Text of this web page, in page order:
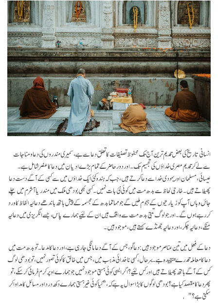
انسانی تاریخ کی بعض قدیم ترین آج تک محفوظ تصنیفات کا تعلق دعا سے ہے، سمیری مندروں کی دعا و مناجات
سے لے کر قدیم مصری خداؤں کی تجسیم تک۔ اور دور حاضر کے تمام بڑے ادیان میں دعا کا عنصر شامل ہے۔
عیسائی، مسلمان اور یہودی خدا سے دعا کرتے ہیں، جب کہ ہندو کئی ایک خداؤں میں سے کسی کے آگے دست دعا
پھیلاتے ہیں۔ خارجی لحاظ سے بدھ مت میں کوئی نئی بات نہیں۔ کسی بھی بودھی ملک میں مندر یا آشرم میں چلے
جائں وہاں آپ کو زیارتیوں کے ہجوم ملیں گے جو مہاتما بدھ کے مجسمہ کے پیش ہاتھ باندھے دعائیہ الفاظ کا ورد
کر رہے ہوں گے۔ اور جو لوگ تبتی بدھ مت سے واقف ہیں ان کے لئیے ہمارے پاس، جسے انگریزی میں دعائیہ
منکے، دعائیہ چکر، اور دعائیہ جھنڈے کہتے ہیں، موجود ہیں۔
دعا کے فعل میں تین عناصر موجود ہیں: دعا گو، جس کے آگے دعا مانگی جا رہی ہے، اور دعا کا مدعا۔ تو بدھ مت میں
دعا کا معاملہ قدرے پیچیدہ ہے۔ بہر حال، کسی نا خدائی مذہب میں، جس میں خالق کا کوئی تصور نہیں، تو بودھی لوگ
کس کے آگے ہاتھ پھیلاتے ہیں اور کس لئیے؟ اگر ایسی کوئی ہستی موجود نہیں جو ہمارے اوپر کرم فرمائی کر سکے، تو
پھر دعا کا مقصد کیا ہے؟ بودھی لوگوں کا بڑا سوال یہ ہے کہ، "کیا کوئی غیر ہستی ہمارے دکھ درد اور مسائل کا مداوا کر
سکتی ہے؟"